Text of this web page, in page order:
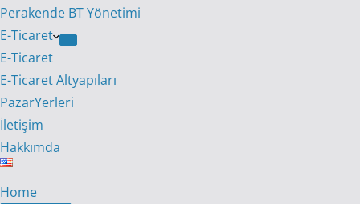
Perakende BT Yönetimi
E-Ticaret
E-Ticaret
E-Ticaret Altyapıları
PazarYerleri
İletişim
Hakkımda
Home